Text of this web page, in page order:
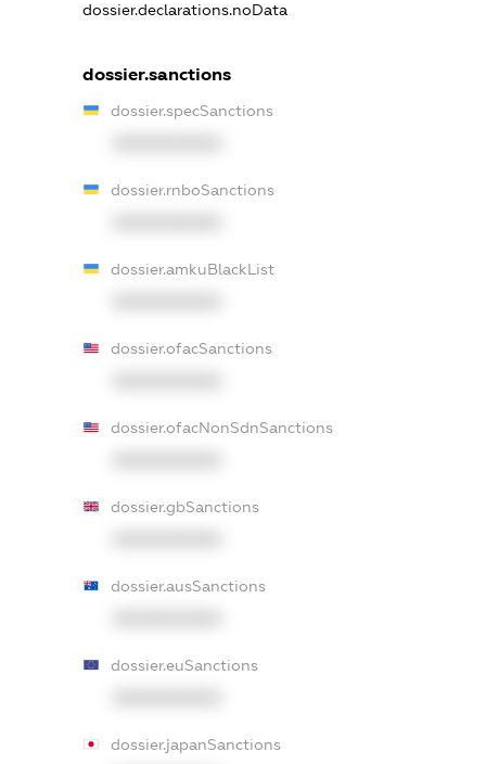
dossier.declarations.noData
dossier.sanctions
dossier.specSanctions
dossier.rnboSanctions
dossier.amkuBlackList
dossier.ofacSanctions
dossier.ofacNonSdnSanctions
dossier.gbSanctions
dossier.ausSanctions
dossier.euSanctions
dossier.japanSanctions